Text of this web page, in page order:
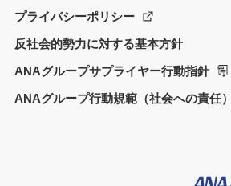
プライバシーポリシー
反社会的勢力に対する基本方針
ANAグループサプライヤー行動指針
ANAグループ行動規範（社会への責任）